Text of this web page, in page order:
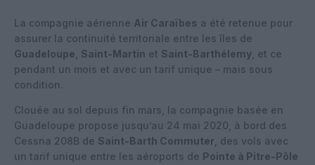
La compagnie aérienne Air Caraïbes a été retenue pour
assurer la continuité territoriale entre les îles de
Guadeloupe Saint-Martin et Saint-Barthélemy , et ce
pendant un mois et avec un tarif unique – mais sous
condition.
Clouée au sol depuis fin mars, la compagnie basée en
Guadeloupe propose jusqu’au 24 mai 2020, à bord des
Cessna 208B de Saint-Barth Commuter , des vols avec
un tarif unique entre les aéroports de Pointe à Pitre-Pôle